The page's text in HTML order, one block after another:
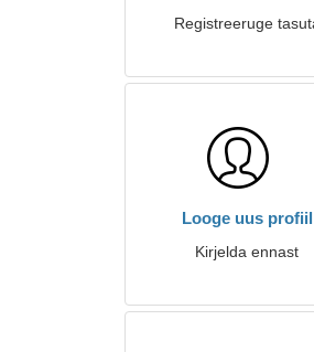
Registreeruge
Looge uus profiil
Kirjelda ennast